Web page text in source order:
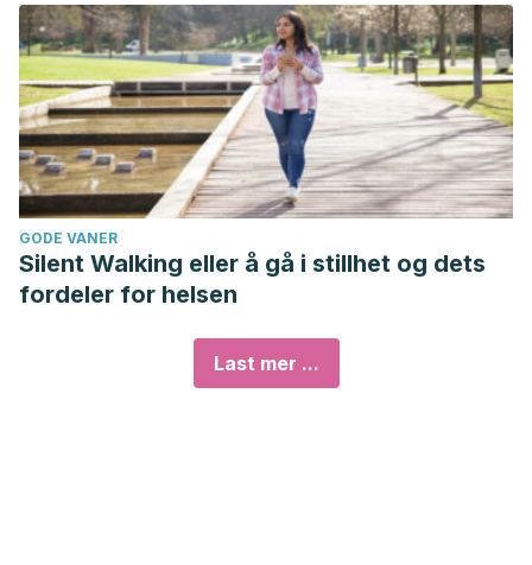
GODE VANER
Silent Walking eller å gå i stillhet og dets
fordeler for helsen
Last mer ...